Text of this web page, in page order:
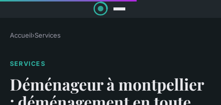
Accueil›Services
SERVICES
Déménageur à montpellier